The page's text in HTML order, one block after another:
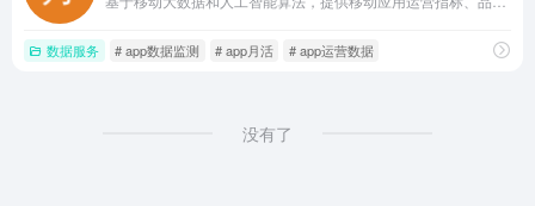
数据服务 # app数据监测 # app月活 # app运营数据
没有了